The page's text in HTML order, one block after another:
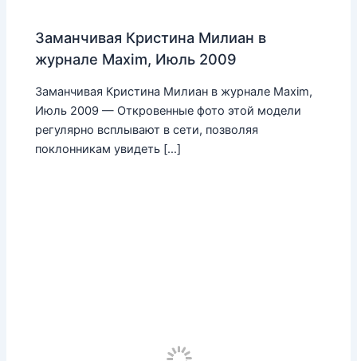
Заманчивая Кристина Милиан в
журнале Maxim, Июль 2009
Заманчивая Кристина Милиан в журнале Maxim,
Июль 2009 — Откровенные фото этой модели
регулярно всплывают в сети, позволяя
поклонникам увидеть […]